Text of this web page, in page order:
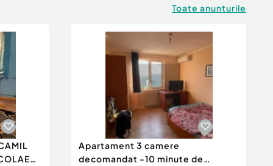
Toate anunturile
Apartament 3 camere
decomandat -10 minute de